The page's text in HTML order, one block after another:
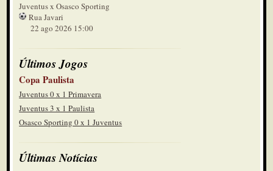
Juventus x Osasco Sporting
Rua Javari
22 ago 2026 15:00
Últimos Jogos
Copa Paulista
Juventus 0 x 1 Primavera
Juventus 3 x 1 Paulista
Osasco Sporting 0 x 1 Juventus
Últimas Notícias